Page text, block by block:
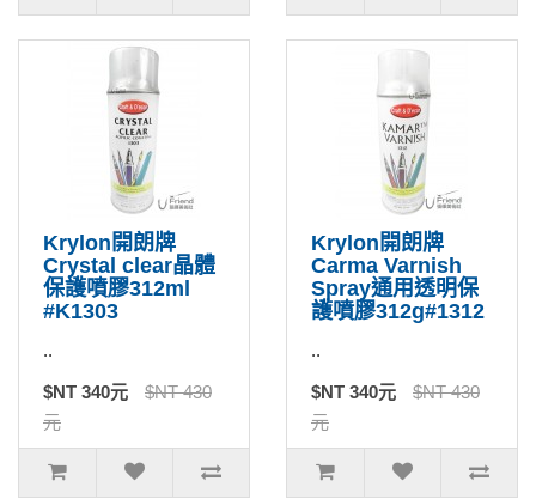
Krylon開朗牌
Crystal clear晶體
保護噴膠312ml
#K1303
..
$NT 340元
$NT 430
元
Krylon開朗牌
Carma Varnish
Spray通用透明保
護噴膠312g#1312
..
$NT 340元
$NT 430
元